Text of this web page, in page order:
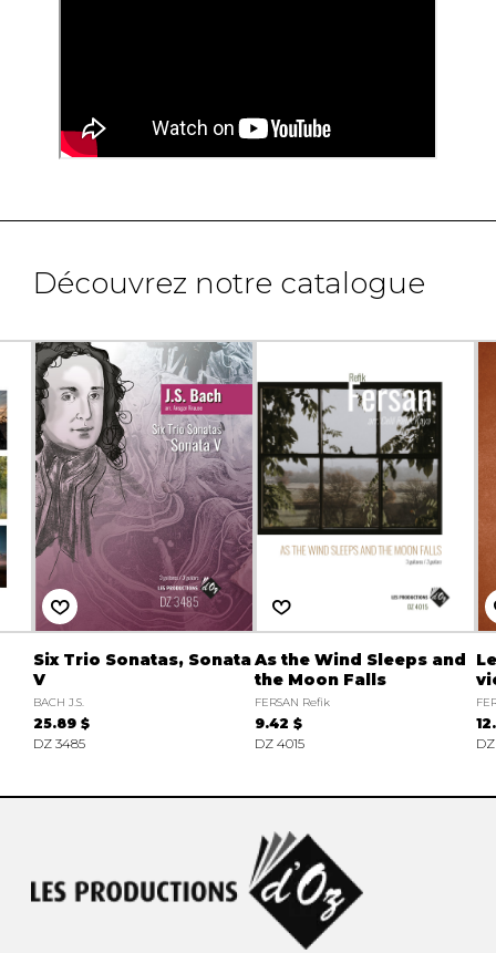
Découvrez notre catalogue
Six Trio Sonatas, Sonata
V
BACH J.S.
25.89 $
DZ 3485
As the Wind Sleeps and
the Moon Falls
FERSAN Refik
9.42 $
DZ 4015